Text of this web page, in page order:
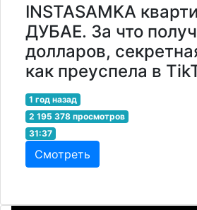
INSTASAMKA
ДУБАЕ. За что
долларов,
как преуспела в
1 год назад
2 195 378 просмотров
31:37
Смотреть